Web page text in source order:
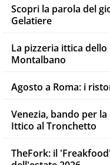
Scopri la parola del
Gelatiere
La pizzeria ittica
Montalbano
Agosto a Roma: i
Venezia, bando per
Ittico al Tronchetto
TheFork: il